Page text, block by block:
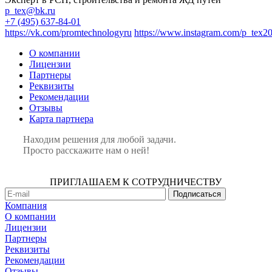
p_tex@bk.ru
+7 (495) 637-84-01
https://vk.com/promtechnologyru https://www.instagram.com/
О компании
Лицензии
Партнеры
Реквизиты
Рекомендации
Отзывы
Карта партнера
Находим решения для любой задачи.
Просто расскажите нам о ней!
ПРИГЛАШАЕМ К СОТРУДНИЧЕСТВУ
Компания
О компании
Лицензии
Партнеры
Реквизиты
Рекомендации